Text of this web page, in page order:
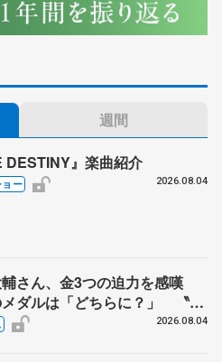
週間
DESTINY』楽曲紹介
ョー 2026.08.04
さん、金3つの迫力を感嘆
メダルは「どちらに？」 〝リ
オリンピック3連覇の野村忠
2026.08.04